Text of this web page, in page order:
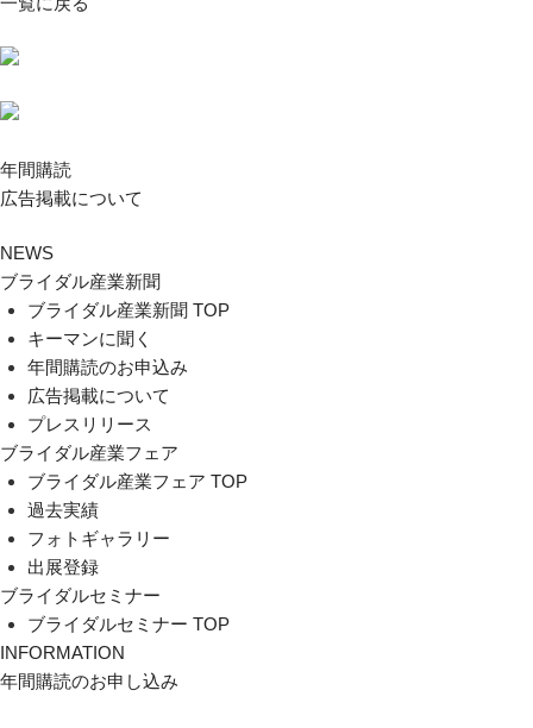
年間購読
広告掲載について
NEWS
ブライダル産業新聞
ブライダル産業新聞 TOP
キーマンに聞く
年間購読のお申込み
広告掲載について
プレスリリース
ブライダル産業フェア
ブライダル産業フェア TOP
過去実績
フォトギャラリー
出展登録
ブライダルセミナー
ブライダルセミナー TOP
INFORMATION
年間購読のお申し込み